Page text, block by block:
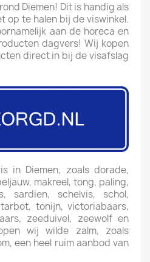
Diemen! Dit is handig als
op te halen bij de viswinkel.
aan de horeca en
dagvers! Wij kopen
direct in bij de visafslag
in Diemen, zoals dorade,
makreel, tong, paling,
sardien, schelvis, schol,
tonijn, victoriabaars,
zeeduivel, zeewolf en
wij wilde zalm, zoals
een heel ruim aanbod van